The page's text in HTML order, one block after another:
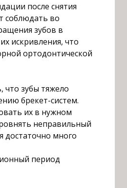
после снятия
соблюдать во
зубов в
искривления, что
ортодонтической
что зубы тяжело
брекет-систем.
их в нужном
неправильный
достаточно много
период